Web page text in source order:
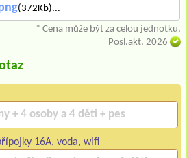
(372Kb)...
* Cena může být za celou jednotku.
Posl.akt. 2026
16A, voda, wifi